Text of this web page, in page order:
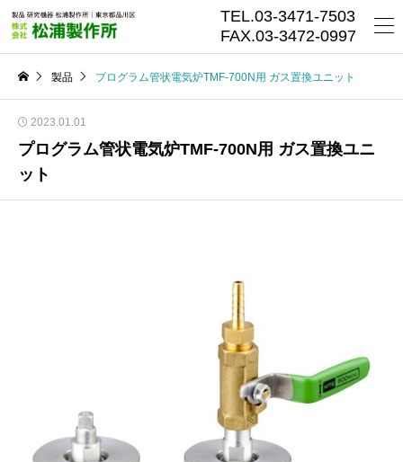
TEL.03-3471-7503
FAX.03-3472-0997
製品 プログラム管状電気炉TMF-700N用 ガス置換ユニット
2023.01.01
プログラム管状電気炉TMF-700N用 ガス置換ユニ
ット